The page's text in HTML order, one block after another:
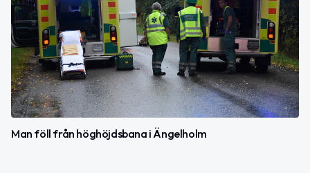
Man föll från höghöjdsbana i Ängelholm